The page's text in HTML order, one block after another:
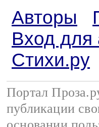
Авторы
Вход для
Стихи.ру
Портал
публикации